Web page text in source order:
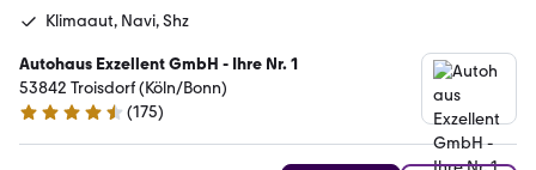
Klimaaut, Navi, Shz
Autohaus Exzellent GmbH - Ihre Nr. 1
53842 Troisdorf (Köln/Bonn)
4.7 Sterne
(175)